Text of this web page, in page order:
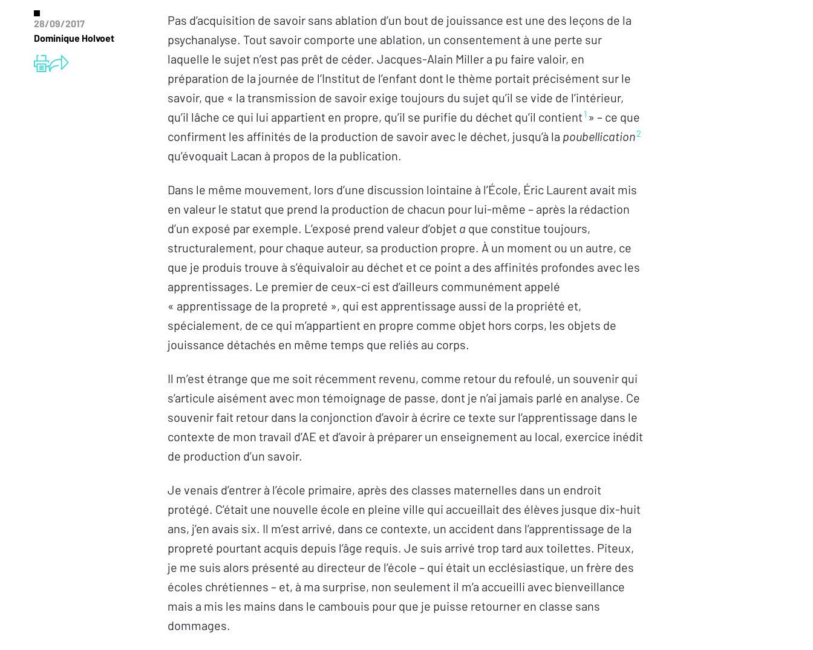
28/09/2017
Dominique Holvoet
Pas d’acquisition de savoir sans ablation d’un bout de jouissance est une des leçons de la
psychanalyse. Tout savoir comporte une ablation, un consentement à une perte sur
laquelle le sujet n’est pas prêt de céder. Jacques-Alain Miller a pu faire valoir, en
préparation de la journée de l’Institut de l’enfant dont le thème portait précisément sur le
savoir, que « la transmission de savoir exige toujours du sujet qu’il se vide de l’intérieur,
qu’il lâche ce qui lui appartient en propre, qu’il se purifie du déchet qu’il contient1 » – ce que
confirment les affinités de la production de savoir avec le déchet, jusqu’à la poubellication2
qu’évoquait Lacan à propos de la publication.
Dans le même mouvement, lors d’une discussion lointaine à l’École, Éric Laurent avait mis
en valeur le statut que prend la production de chacun pour lui-même – après la rédaction
d’un exposé par exemple. L’exposé prend valeur d’objet a que constitue toujours,
structuralement, pour chaque auteur, sa production propre. À un moment ou un autre, ce
que je produis trouve à s’équivaloir au déchet et ce point a des affinités profondes avec les
apprentissages. Le premier de ceux-ci est d’ailleurs communément appelé
« apprentissage de la propreté », qui est apprentissage aussi de la propriété et,
spécialement, de ce qui m’appartient en propre comme objet hors corps, les objets de
jouissance détachés en même temps que reliés au corps.
Il m’est étrange que me soit récemment revenu, comme retour du refoulé, un souvenir qui
s’articule aisément avec mon témoignage de passe, dont je n’ai jamais parlé en analyse. Ce
souvenir fait retour dans la conjonction d’avoir à écrire ce texte sur l’apprentissage dans le
contexte de mon travail d’AE et d’avoir à préparer un enseignement au local, exercice inédit
de production d’un savoir.
Je venais d’entrer à l’école primaire, après des classes maternelles dans un endroit
protégé. C’était une nouvelle école en pleine ville qui accueillait des élèves jusque dix-huit
ans, j’en avais six. Il m’est arrivé, dans ce contexte, un accident dans l’apprentissage de la
propreté pourtant acquis depuis l’âge requis. Je suis arrivé trop tard aux toilettes. Piteux,
je me suis alors présenté au directeur de l’école – qui était un ecclésiastique, un frère des
écoles chrétiennes – et, à ma surprise, non seulement il m’a accueilli avec bienveillance
mais a mis les mains dans le cambouis pour que je puisse retourner en classe sans
dommages.